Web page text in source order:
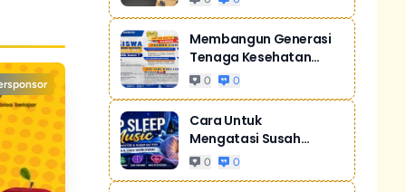
Membangun Generasi
Tenaga Kesehatan
Unggul Dan Men...
0 0
Cara Untuk
Mengatasi Susah
Tidur Akibat Stres
0 0